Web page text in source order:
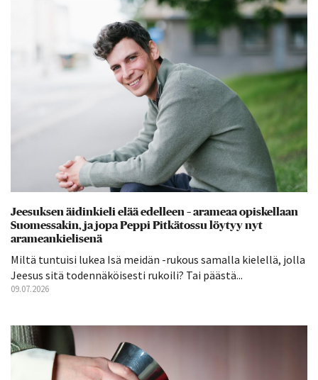
Jeesuksen äidinkieli elää edelleen – arameaa opiskellaan
Suomessakin, ja jopa Peppi Pitkätossu löytyy nyt
arameankielisenä
Miltä tuntuisi lukea Isä meidän -rukous samalla kielellä, jolla
Jeesus sitä todennäköisesti rukoili? Tai päästä...
09.07.2026